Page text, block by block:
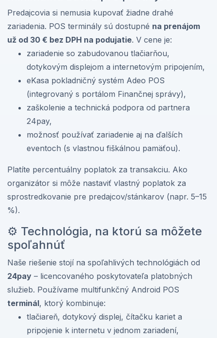
Predajcovia si nemusia kupovať žiadne drahé
zariadenia. POS terminály sú dostupné na prenájom
už od 30 € bez DPH na podujatie. V cene je:
zariadenie so zabudovanou tlačiarňou,
dotykovým displejom a internetovým pripojením,
eKasa pokladničný systém Adeo POS
(integrovaný s portálom Finančnej správy),
zaškolenie a technická podpora od partnera
24pay,
možnosť používať zariadenie aj na ďalších
eventoch (s vlastnou fiškálnou pamäťou).
Platíte percentuálny poplatok za transakciu. Ako
organizátor si môže nastaviť vlastný poplatok za
sprostredkovanie pre predajcov/stánkarov (napr. 5–15
%).
⚙️ Technológia, na ktorú sa môžete
spoľahnúť
Naše riešenie stojí na spoľahlivých technológiách od
24pay – licencovaného poskytovateľa platobných
služieb. Používame multifunkčný Android POS
terminál, ktorý kombinuje:
tlačiareň, dotykový displej, čítačku kariet a
pripojenie k internetu v jednom zariadení,